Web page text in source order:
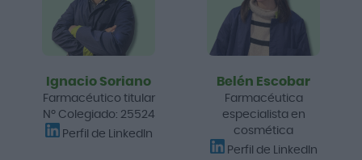
Ignacio Soriano
Farmacéutico titular
Nº Colegiado: 25524
Perfil de LinkedIn
Belén Escobar
Farmacéutica
especialista en
cosmética
Perfil de LinkedIn